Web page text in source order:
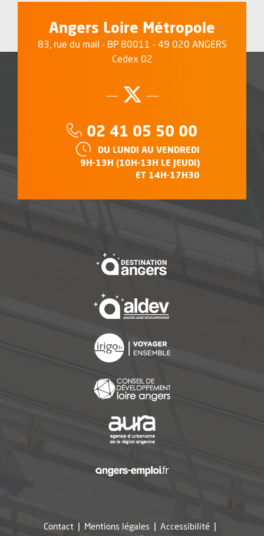
Angers Loire Métropole
83, rue du mail - BP 80011 - 49 020 ANGERS
Cedex 02
Suivez-nous
, Ouvre une
Téléphone :
02 41 05 50 00
HORAIRES :
DU LUNDI AU VENDREDI
9H-13H (10H-13H LE JEUDI)
ET 14H-17H30
Contact Mentions légales
Accessibilité